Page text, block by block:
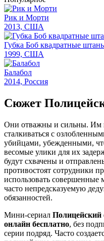
Рик и Морти
2013, США
Губка Боб квадратные
1999, США
Балабол
2014, Россия
Сюжет
Они отважны и сильны. Им
сталкиваться с
убийцами, убежденными,
весомые улики для их
будут схвачены и
противостоят сотрудники
использовать совершенные
часто непредсказуемую
обязанностей.
Мини-сериал Полицейский
онлайн бесплатно, без
серии подряд. Часто